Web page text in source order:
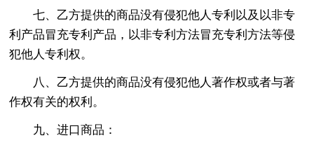
七、乙方提供的商品没有侵犯他人专利以及以非专
利产品冒充专利产品，以非专利方法冒充专利方法等侵
犯他人专利权。
八、乙方提供的商品没有侵犯他人著作权或者与著
作权有关的权利。
九、进口商品：